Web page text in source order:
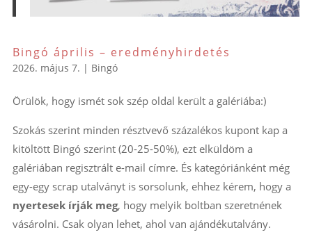
Bingó április – eredményhirdetés
2026. május 7. | Bingó
Örülök, hogy ismét sok szép oldal került a galériába:)
Szokás szerint minden résztvevő százalékos kupont kap a
kitöltött Bingó szerint (20-25-50%), ezt elküldöm a
galériában regisztrált e-mail címre. És kategóriánként még
egy-egy scrap utalványt is sorsolunk, ehhez kérem, hogy a
nyertesek írják meg, hogy melyik boltban szeretnének
vásárolni. Csak olyan lehet, ahol van ajándékutalvány.